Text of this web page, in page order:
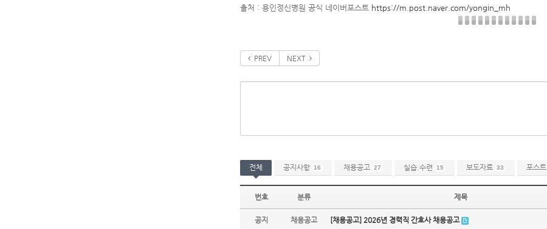
출처 : 용인정신병원 공식 네이버포스트 https://m.post.naver.com/yongin_mh
PREV NEXT
전체 공지사항 16 채용공고 27 실습.수련 15 보도자료 33 포스트
번호 분류 제목
공지 채용공고 [채용공고] 2026년 경력직 간호사 채용공고